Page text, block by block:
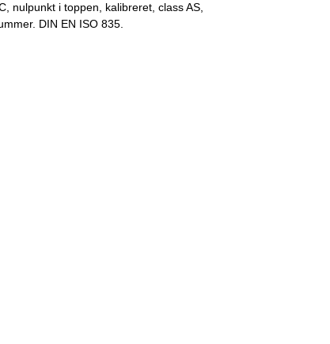
nulpunkt i toppen, kalibreret, class AS,
DIN EN ISO 835.